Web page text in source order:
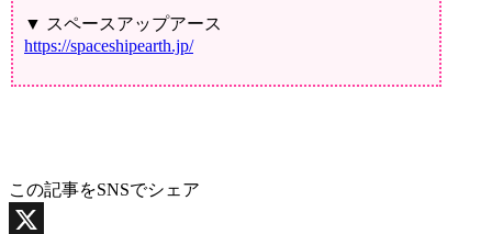
▼ スペースアップアース
https://spaceshipearth.jp/
この記事をSNSでシェア